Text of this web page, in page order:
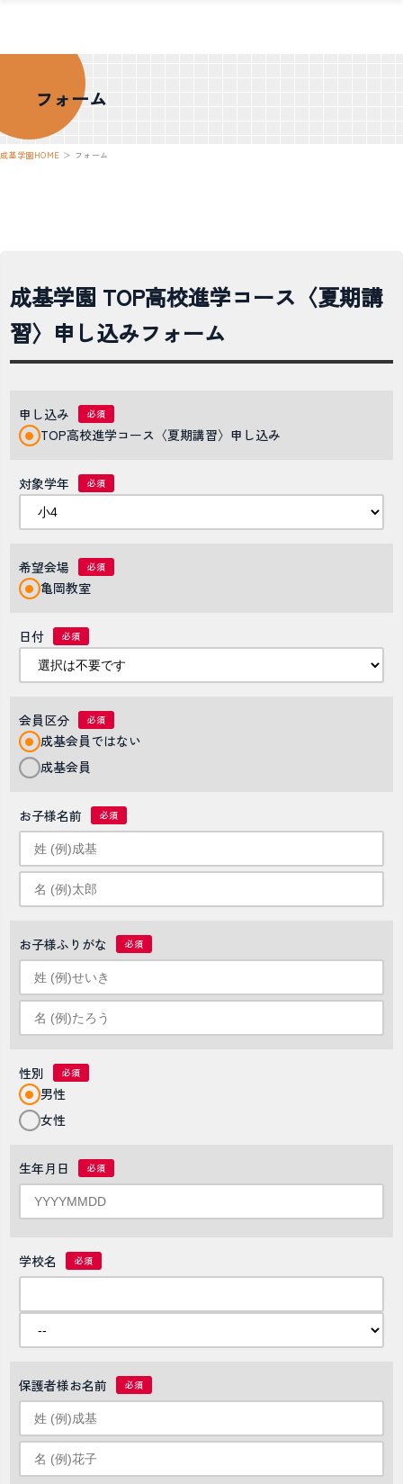
フォーム
成基学園HOME ＞ フォーム
成基学園 TOP高校進学コース〈夏期講
習〉申し込みフォーム
申し込み
TOP高校進学コース〈夏期講習〉申し込み
対象学年
希望会場
亀岡教室
日付
会員区分
成基会員ではない
成基会員
お子様名前
お子様ふりがな
性別
男性
女性
生年月日
学校名
保護者様お名前